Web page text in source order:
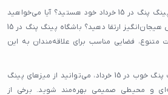
آیا به دنبال مکانی برای بازی پینگ پنگ در 15 خرداد خود هستید؟ آیا می‌خواهید
مهارت‌های خود را در این ورزش هیجان‌انگیز ارتقا دهید؟ باشگاه پینگ پنگ در 15
متنوع، فضایی مناسب برای علاقه‌مندان به این
با مراجعه به یک باشگاه پینگ پنگ خوب در 15 خرداد، می‌توانید از میزهای پینگ
و محیطی صمیمی بهره‌مند شوید. برخی از